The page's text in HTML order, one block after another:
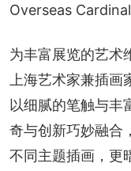
Overseas
为丰富展览的艺术
上海艺术家兼插
以细腻的笔触与丰
奇与创新巧妙融合
不同主题插画，更